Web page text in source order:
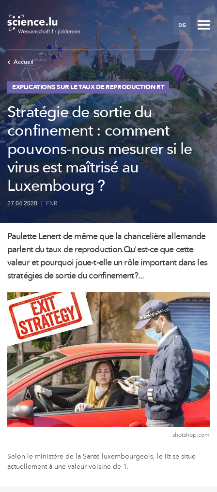
Skip
main
content
DE
Accueil
EXPLICATIONS SUR LE TAUX DE REPRODUCTION RT
Stratégie de sortie du
confinement : comment
pouvons-nous mesurer si le
virus est maîtrisé au
Luxembourg ?
27.04.2020 | FNR
Paulette Lenert de même que la chancelière allemande
parlent du taux dereproduction.Qu'est-ceque cette
valeur et pourquoi joue-t-elle un rôle important dans les
stratégies de sortie du confinement?...
shotshop.com
Selon le ministère de la Santé luxembourgeois, le Rt se situe
actuellement à une valeur voisine de 1.